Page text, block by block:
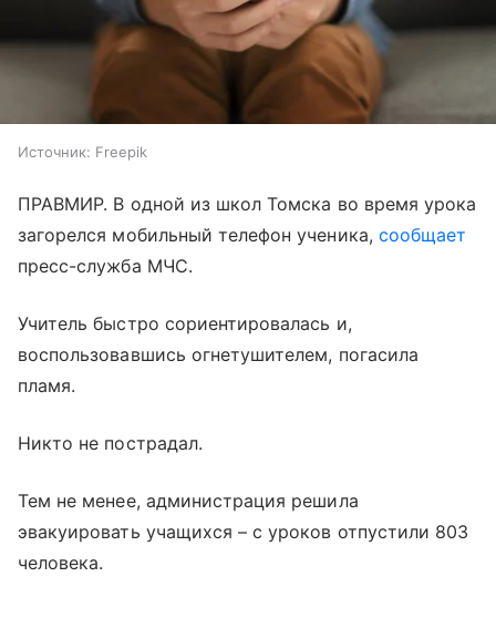
Источник: Freepik
ПРАВМИР. В одной из школ Томска во время урока
загорелся мобильный телефон ученика, сообщает
пресс-служба МЧС.
Учитель быстро сориентировалась и,
воспользовавшись огнетушителем, погасила
пламя.
Никто не пострадал.
Тем не менее, администрация решила
эвакуировать учащихся – с уроков отпустили 803
человека.